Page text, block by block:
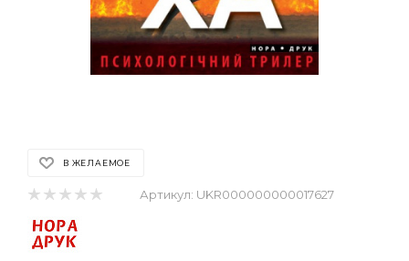
В ЖЕЛАЕМОЕ
Артикул: UKR000000000017627